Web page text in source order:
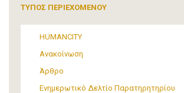
ΜΜΕ
Θεσμικές ρυθμίσεις
Υποστήριξη Προσφύγων και Μεταναστών
Υλικός πολιτισμός
ΤΥΠΟΣ ΠΕΡΙΕΧΟΜΕΝΟΥ
HUMANCITY
Ανακοίνωση
Άρθρο
Ενημερωτικό Δελτίο Παρατηρητηρίου